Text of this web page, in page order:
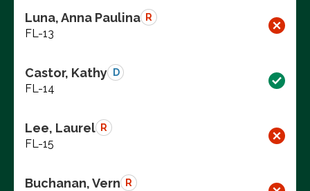
Luna, Anna Paulina R
FL-13
Castor, Kathy D
FL-14
Lee, Laurel R
FL-15
Buchanan, Vern R